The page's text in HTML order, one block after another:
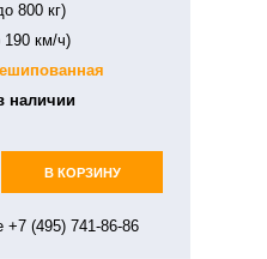
800 кг)
190 км/ч)
наличии
В КОРЗИНУ
+7 (495) 741-86-86